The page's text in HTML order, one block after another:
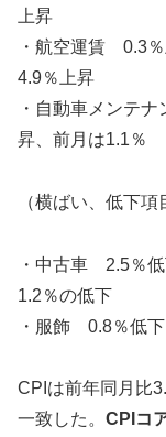
上昇
・航空運賃 0.3
4.9％上昇
・自動車メンテ
昇、前月は1.1％
（横ばい、低下項
・中古車 2.5％
1.2％の低下
・服飾 0.8％低
CPIは前年同月比
一致した。 CPIコ